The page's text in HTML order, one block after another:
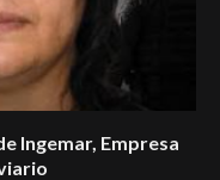
Ingemar, Empresa